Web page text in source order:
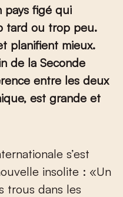
pays figé qui
tard ou trop peu.
planifient mieux.
de la Seconde
entre les deux
est grande et
insolite : «Un
trous dans les